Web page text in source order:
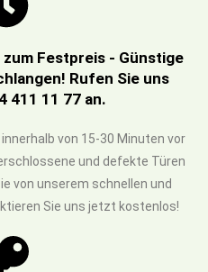
Festpreis - Günstige
Rufen Sie uns
411 11 77 an.
von 15-30 Minuten vor
und defekte Türen
von unserem schnellen und
Sie uns jetzt kostenlos!